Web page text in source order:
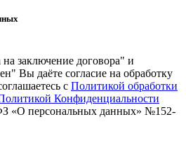
на заключение договора" и
Вы даёте согласие на обработку
с Политикой обработки
Конфиденциальности
«О персональных данных» №152-